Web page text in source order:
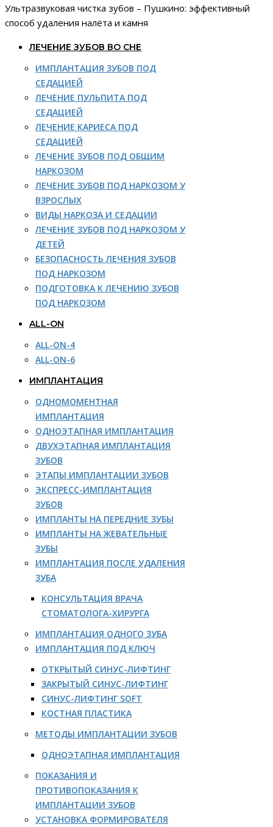
Ультразвуковая чистка зубов – Пушкино: эффективный
способ удаления налёта и камня
ЛЕЧЕНИЕ ЗУБОВ ВО СНЕ
ИМПЛАНТАЦИЯ ЗУБОВ ПОД
СЕДАЦИЕЙ
ЛЕЧЕНИЕ ПУЛЬПИТА ПОД
СЕДАЦИЕЙ
ЛЕЧЕНИЕ КАРИЕСА ПОД
СЕДАЦИЕЙ
ЛЕЧЕНИЕ ЗУБОВ ПОД ОБЩИМ
НАРКОЗОМ
ЛЕЧЕНИЕ ЗУБОВ ПОД НАРКОЗОМ У
ВЗРОСЛЫХ
ВИДЫ НАРКОЗА И СЕДАЦИИ
ЛЕЧЕНИЕ ЗУБОВ ПОД НАРКОЗОМ У
ДЕТЕЙ
БЕЗОПАСНОСТЬ ЛЕЧЕНИЯ ЗУБОВ
ПОД НАРКОЗОМ
ПОДГОТОВКА К ЛЕЧЕНИЮ ЗУБОВ
ПОД НАРКОЗОМ
ALL-ON
ALL-ON-4
ALL-ON-6
ИМПЛАНТАЦИЯ
ОДНОМОМЕНТНАЯ
ИМПЛАНТАЦИЯ
ОДНОЭТАПНАЯ ИМПЛАНТАЦИЯ
ДВУХЭТАПНАЯ ИМПЛАНТАЦИЯ
ЗУБОВ
ЭТАПЫ ИМПЛАНТАЦИИ ЗУБОВ
ЭКСПРЕСС-ИМПЛАНТАЦИЯ
ЗУБОВ
ИМПЛАНТЫ НА ПЕРЕДНИЕ ЗУБЫ
ИМПЛАНТЫ НА ЖЕВАТЕЛЬНЫЕ
ЗУБЫ
ИМПЛАНТАЦИЯ ПОСЛЕ УДАЛЕНИЯ
ЗУБА
КОНСУЛЬТАЦИЯ ВРАЧА
СТОМАТОЛОГА-ХИРУРГА
ИМПЛАНТАЦИЯ ОДНОГО ЗУБА
ИМПЛАНТАЦИЯ ПОД КЛЮЧ
ОТКРЫТЫЙ СИНУС-ЛИФТИНГ
ЗАКРЫТЫЙ СИНУС-ЛИФТИНГ
СИНУС-ЛИФТИНГ SOFT
КОСТНАЯ ПЛАСТИКА
МЕТОДЫ ИМПЛАНТАЦИИ ЗУБОВ
ОДНОЭТАПНАЯ ИМПЛАНТАЦИЯ
ПОКАЗАНИЯ И
ПРОТИВОПОКАЗАНИЯ К
ИМПЛАНТАЦИИ ЗУБОВ
УСТАНОВКА ФОРМИРОВАТЕЛЯ